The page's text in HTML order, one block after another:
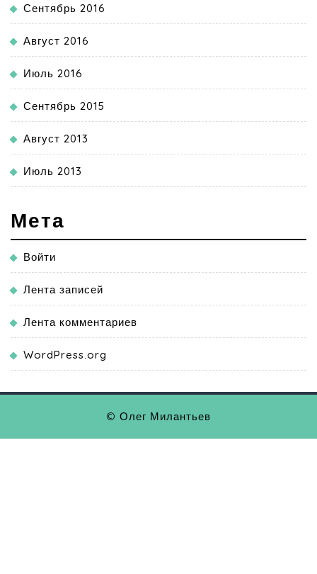
Сентябрь 2016
Август 2016
Июль 2016
Сентябрь 2015
Август 2013
Июль 2013
Мета
Войти
Лента записей
Лента комментариев
WordPress.org
© Олег Милантьев